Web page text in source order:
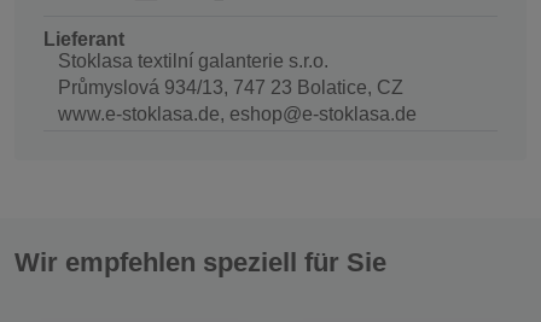
Lieferant
Stoklasa textilní galanterie s.r.o.
Průmyslová 934/13, 747 23 Bolatice, CZ
www.e-stoklasa.de, eshop@e-stoklasa.de
Wir empfehlen speziell für Sie